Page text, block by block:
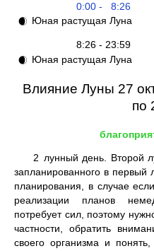
0:00 - 8:26
🌒 Юная растущая Луна
8:26 - 23:59
🌒 Юная растущая Луна
Влияние Луны 27
по
2 лунный день. Второй
запланированного в
планирования, в случае
реализации планов
потребует сил, поэтому
частности, обратить
своего организма и